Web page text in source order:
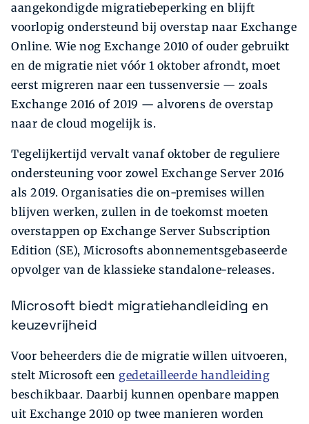
aangekondigde migratiebeperking en blijft
voorlopig ondersteund bij overstap naar Exchange
Online. Wie nog Exchange 2010 of ouder gebruikt
en de migratie niet vóór 1 oktober afrondt, moet
eerst migreren naar een tussenversie — zoals
Exchange 2016 of 2019 — alvorens de overstap
naar de cloud mogelijk is.
Tegelijkertijd vervalt vanaf oktober de reguliere
ondersteuning voor zowel Exchange Server 2016
als 2019. Organisaties die on-premises willen
blijven werken, zullen in de toekomst moeten
overstappen op Exchange Server Subscription
Edition (SE), Microsofts abonnementsgebaseerde
opvolger van de klassieke standalone-releases.
Microsoft biedt migratiehandleiding en
keuzevrijheid
Voor beheerders die de migratie willen uitvoeren,
stelt Microsoft een gedetailleerde handleiding
beschikbaar. Daarbij kunnen openbare mappen
uit Exchange 2010 op twee manieren worden